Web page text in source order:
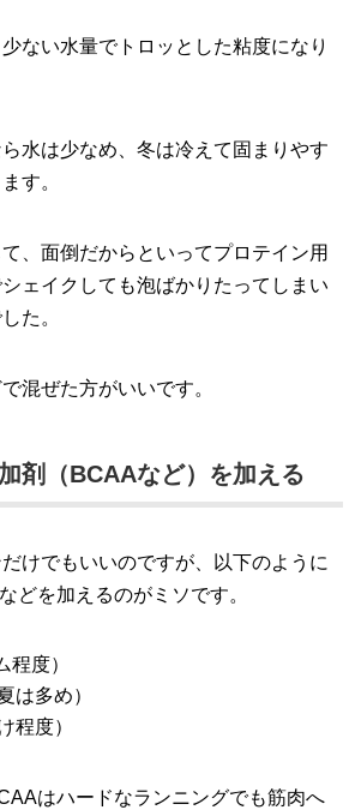
ない水量でトロッとした粘度になり
水は少なめ、冬は冷えて固まりやす
す。
、面倒だからといってプロテイン用
ェイクしても泡ばかりたってしまい
た。
混ぜた方がいいです。
剤（BCAAなど）を加える
けでもいいのですが、以下のように
どを加えるのがミソです。
程度）
は多め）
程度）
はハードなランニングでも筋肉へ